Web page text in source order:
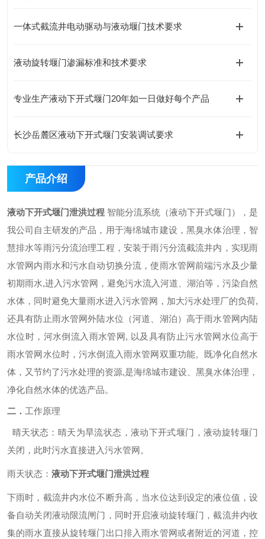
一体式截流井电动驱动与液动堰门技术要求
液动旋转堰门渗漏标准和技术要求
专业生产液动下开式堰门20年如一日做好每个产品
长沙岳麓区液动下开式堰门安装调试要求
产品介绍
液动下开式堰门泄洪过程 智能分流系统（液动下开式堰门）
，是
我公司自主研发的产品，用于海绵城市建设，黑臭水体治理，智
慧排水等雨污分流治理工程，安装于雨污分流截流井内 ，实现雨
水管网内雨水和污水自动切换分流，使雨水管网前端污水及少量
初期雨水,进入污水管网，避免污水流入河道、湖泊等，污染自然
水体，同时避免大量雨水进入污水管网，加大污水处理厂的负荷,
还具有防止雨水管网外陆水位（河道、湖泊）高于雨水管网内陆
水位时，河水倒流入雨水管网, 以及具有防止污水管网水位高于
雨水管网水位时，污水倒流入雨水管网双重功能。既净化自然水
体，又节约了污水处理的资源,是海绵城市建设、黑臭水体治理，
净化自然水体的优选产品。
二． 工作原理
晴天状态：晴天为旱流状态，液动下开式堰门，液动旋转堰门
关闭，此时污水直接进入污水管网。
雨天状态： 液动下开式堰门泄洪过程
下雨时，截流井内水位不断升高，当水位达到设定的液位值，设
备自动关闭液动限流闸门，同时开启液动旋转堰门，截流井内收
集的雨水直接从旋转堰门出口排入雨水管网或者附近的河道，控